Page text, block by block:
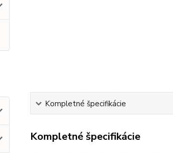
Kompletné špecifikácie
Kompletné špecifikácie